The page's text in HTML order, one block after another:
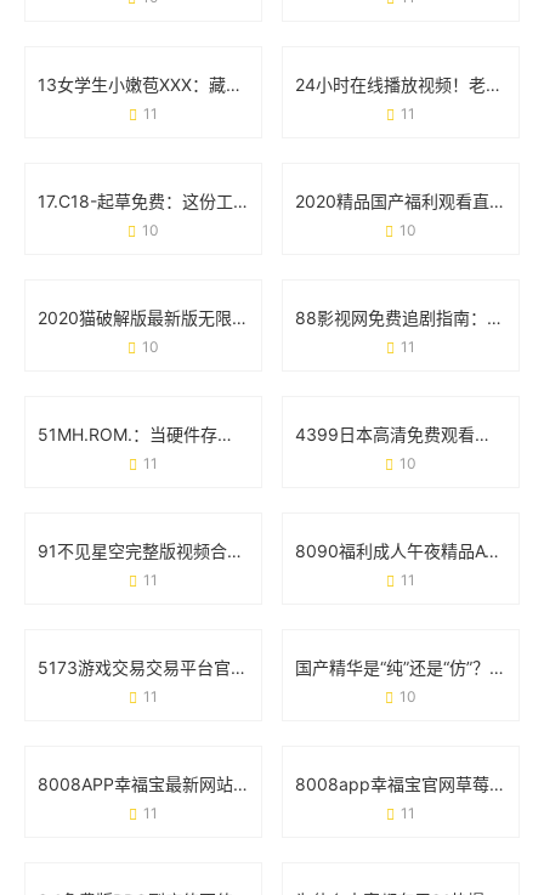
13女学生小嫩苞XXX：藏在标签下的真实声音
11
24小时在线播放视频！老司机app为何成为用户心头好？
11
17.C18-起草免费：这份工具如何帮你省下90%的文书时间？
10
2020精品国产福利观看直播：一场属于普通人的快乐革命
10
2020猫破解版最新版无限观看版：这些真相你可能还不知道
10
88影视网免费追剧指南：《大唐荣耀》为何成为古装剧迷的首选？
11
51MH.ROM.：当硬件存储遇上智能生活的化学反应
11
4399日本高清免费观看视频：追剧党的新大陆与避坑指南
10
91不见星空完整版视频合集：从内容特色到使用场景的全面梳理
11
8090福利成人午夜精品AV：深夜内容消费背后的用户需求与行业观察
11
5173游戏交易交易平台官网：玩家必看的交易攻略与安全手册
11
国产精华是“纯”还是“仿”？69个真实用户这样说
10
8008APP幸福宝最新网站丝瓜：如何用这款工具找到你的快乐星球？
11
8008app幸福宝官网草莓视频免费：如何安全解锁观影新姿势？
11